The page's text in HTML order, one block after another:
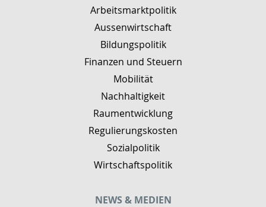
Arbeitsmarktpolitik
Aussenwirtschaft
Bildungspolitik
Finanzen und Steuern
Mobilität
Nachhaltigkeit
Raumentwicklung
Regulierungskosten
Sozialpolitik
Wirtschaftspolitik
NEWS & MEDIEN